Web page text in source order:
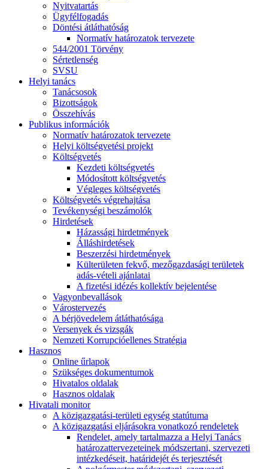
Nyitvatartás
Ügyfélfogadás
Döntési átláthatóság
Normatív határozatok tervezete
544/2001 Törvény
Sértetlenség
SVSU
Helyi tanács
Tanácsosok
Bizottságok
Összehívás
Publikus információk
Normatív határozatok tervezete
Helyi költségvetési projekt
Költségvetés
Kezdeti költségvetés
Módosított költségvetés
Végleges költségvetés
Költségvetés végrehajtása
Tevékenységi beszámolók
Hirdetések
Házassági hirdetmények
Álláshirdetések
Beszerzési hirdetmények
Külterületen fekvő, mezőgazdasági területek
adás-vételi ajánlatai
A fizetési idézés kollektív bejelentése
Vagyonbevallások
Várostervezés
A bérjövedelem átláthatósága
Versenyek és vizsgák
Nemzeti Korrupcióellenes Stratégia
Hasznos
Online űrlapok
Szükséges dokumentumok
Hivatalos oldalak
Hasznos oldalak
Hivatali monitor
A közigazgatási-területi egység statútuma
A közigazgatási eljárásokra vonatkozó rendeletek
Rendelet, amely tartalmazza a Helyi Tanács
határozattervezeteinek módszertani, szervezeti
intézkedéseit, határidejét és terjesztését